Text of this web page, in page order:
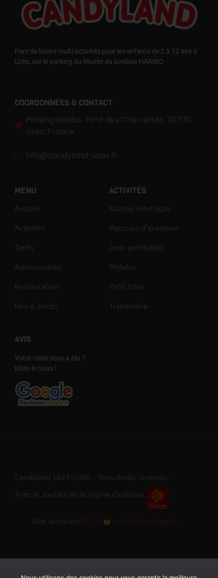
Parc de loisirs multi-activités pour les enfants de 2 à 12 ans à
Uzès, sur le parking du Musée du bonbon HARIBO
COORDONNÉES & CONTACT
Parking Haribo, Pont des Charrettes, 30700
Uzès, France
info@candyland-uzes.fr
MENU
Accueil
Activités
Tarifs
Anniversaires
Restauration
Info & Accès
ACTIVITÉS
Karting électrique
Parcours d'aventure
Jeux gonflables
Pédalos
Petit train
Trampoline
AVIS
Votre visite vous a plu ?
Dites-le nous !
Candyland 2021-2026 – Tous droits réservés.
Avec le soutien de la région Occitanie.
Une aventure BIG X – Mentions légales